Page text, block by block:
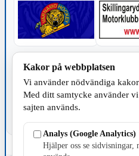
Kakor på webbplatsen
Vi använder nödvändiga
Med ditt samtycke använder
sajten används.
Analys (Google Analytics)
Hjälper oss se sidvisningar,